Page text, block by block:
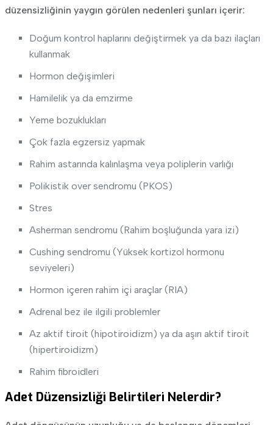
düzensizliğinin yaygın görülen nedenleri şunları içerir:
Doğum kontrol haplarını değiştirmek ya da bazı ilaçları
kullanmak
Hormon değişimleri
Hamilelik ya da emzirme
Yeme bozuklukları
Çok fazla egzersiz yapmak
Rahim astarında kalınlaşma veya poliplerin varlığı
Polikistik over sendromu (PKOS)
Stres
Asherman sendromu (Rahim boşluğunda yara izi)
Cushing sendromu (Yüksek kortizol hormonu
seviyeleri)
Hormon içeren rahim içi araçlar (RIA)
Adrenal bez ile ilgili problemler
Az aktif tiroit (hipotiroidizm) ya da aşırı aktif tiroit
(hipertiroidizm)
Rahim fibroidleri
Adet Düzensizliği Belirtileri Nelerdir?